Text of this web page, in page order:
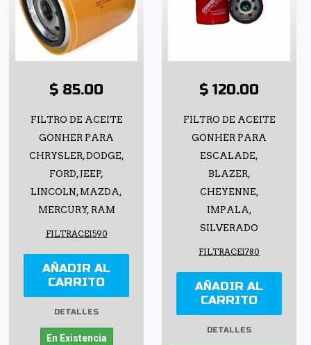
$ 85.00
FILTRO DE ACEITE
GONHER PARA
CHRYSLER, DODGE,
FORD, JEEP,
LINCOLN, MAZDA,
MERCURY, RAM
FILTRACEI590
AÑADIR AL
CARRITO
DETALLES
En Existencia
$ 120.00
FILTRO DE ACEITE
GONHER PARA
ESCALADE,
BLAZER,
CHEYENNE,
IMPALA,
SILVERADO
FILTRACEI780
AÑADIR AL
CARRITO
DETALLES